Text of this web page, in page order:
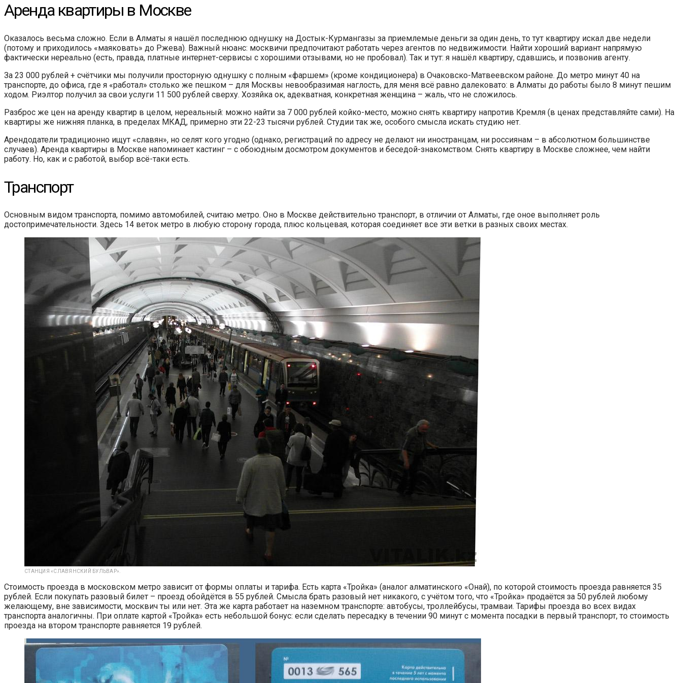
Аренда квартиры в Москве
Оказалось весьма сложно. Если в Алматы я нашёл последнюю однушку на Достык-Курмангазы за приемлемые деньги за один день, то тут квартиру искал две недели
(потому и приходилось «маяковать» до Ржева). Важный нюанс: москвичи предпочитают работать через агентов по недвижимости. Найти хороший вариант напрямую
фактически нереально (есть, правда, платные интернет-сервисы с хорошими отзывами, но не пробовал). Так и тут: я нашёл квартиру, сдавшись, и позвонив агенту.
За 23 000 рублей + счётчики мы получили просторную однушку с полным «фаршем» (кроме кондиционера) в Очаковско-Матвеевском районе. До метро минут 40 на
транспорте, до офиса, где я «работал» столько же пешком – для Москвы невообразимая наглость, для меня всё равно далековато: в Алматы до работы было 8 минут пешим
ходом. Риэлтор получил за свои услуги 11 500 рублей сверху. Хозяйка ок, адекватная, конкретная женщина – жаль, что не сложилось.
Разброс же цен на аренду квартир в целом, нереальный: можно найти за 7 000 рублей койко-место, можно снять квартиру напротив Кремля (в ценах представляйте сами). На
квартиры же нижняя планка, в пределах МКАД, примерно эти 22-23 тысячи рублей. Студии так же, особого смысла искать студию нет.
Арендодатели традиционно ищут «славян», но селят кого угодно (однако, регистраций по адресу не делают ни иностранцам, ни россиянам – в абсолютном большинстве
случаев). Аренда квартиры в Москве напоминает кастинг – с обоюдным досмотром документов и беседой-знакомством. Снять квартиру в Москве сложнее, чем найти
работу. Но, как и с работой, выбор всё-таки есть.
Транспорт
Основным видом транспорта, помимо автомобилей, считаю метро. Оно в Москве действительно транспорт, в отличии от Алматы, где оное выполняет роль
достопримечательности. Здесь 14 веток метро в любую сторону города, плюс кольцевая, которая соединяет все эти ветки в разных своих местах.
СТАНЦИЯ «СЛАВЯНСКИЙ БУЛЬВАР».
Стоимость проезда в московском метро зависит от формы оплаты и тарифа. Есть карта «Тройка» (аналог алматинского «Онай), по которой стоимость проезда равняется 35
рублей. Если покупать разовый билет – проезд обойдётся в 55 рублей. Смысла брать разовый нет никакого, с учётом того, что «Тройка» продаётся за 50 рублей любому
желающему, вне зависимости, москвич ты или нет. Эта же карта работает на наземном транспорте: автобусы, троллейбусы, трамваи. Тарифы проезда во всех видах
транспорта аналогичны. При оплате картой «Тройка» есть небольшой бонус: если сделать пересадку в течении 90 минут с момента посадки в первый транспорт, то стоимость
проезда на втором транспорте равняется 19 рублей.